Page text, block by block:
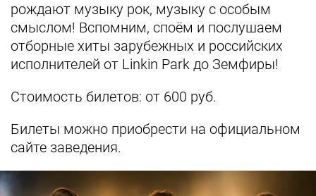
рождают музыку рок, музыку с особым
смыслом! Вспомним, споём и послушаем
отборные хиты зарубежных и российских
исполнителей от Linkin Park до Земфиры!
Стоимость билетов: от 600 руб.
Билеты можно приобрести на официальном
сайте заведения.